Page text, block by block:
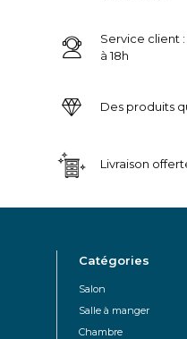
Service client
à 18h
Des produits
Livraison
Catégories
Salon
Salle à manger
Chambre